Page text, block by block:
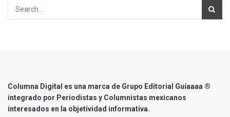
Columna Digital es una marca de Grupo Editorial Guíaaaa ®
integrado por Periodistas y Columnistas mexicanos
interesados en la objetividad informativa.